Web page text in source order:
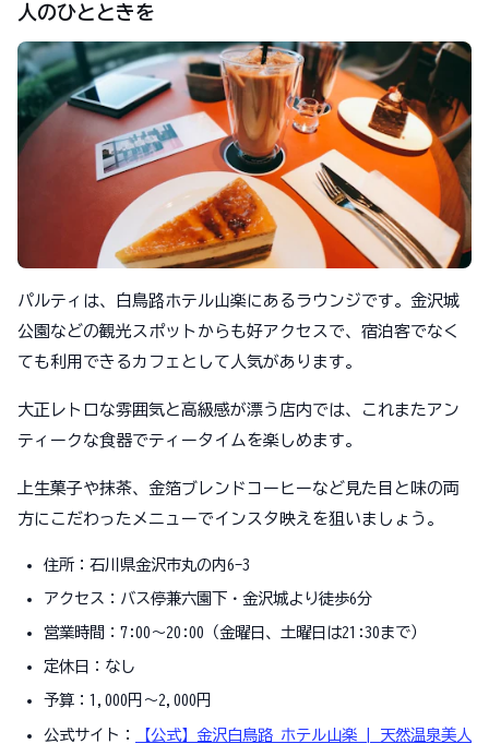
人のひとときを
パルティは、白鳥路ホテル山楽にあるラウンジです。金沢城
公園などの観光スポットからも好アクセスで、宿泊客でなく
ても利用できるカフェとして人気があります。
大正レトロな雰囲気と高級感が漂う店内では、これまたアン
ティークな食器でティータイムを楽しめます。
上生菓子や抹茶、金箔ブレンドコーヒーなど見た目と味の両
方にこだわったメニューでインスタ映えを狙いましょう。
住所：石川県金沢市丸の内6-3
アクセス：バス停兼六園下・金沢城より徒歩6分
営業時間：7:00～20:00（金曜日、土曜日は21:30まで）
定休日：なし
予算：1,000円～2,000円
公式サイト：
【公式】金沢白鳥路 ホテル山楽 | 天然温泉美人